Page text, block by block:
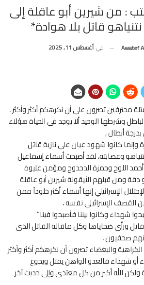
: من شيرين أبو عاقلة إلى
قاتل بلا هوادة*
Awatef في أغسطس 11, 2025
محترفين تصرون على أن نكرهكم أكثر وأكثر ،
وشرطها الوحيد ألا يوجد فى الحياة هؤلاء
أبطال ,
وإنما كانوا شهود عيان على نازية قاتل
وعصابته، لقد أصبحت أسماء إسماعيل
اللوح وحمزة الدحدوح ومؤمن عليوة
ومن قبلهم الأيقونة شيرين أبو عاقلة
الإسرائيلي إنها أسماء أكثر خلودآ ممن
الإسرائيلي نفسه ،
شهداء وكانوا بيننا فأصبحوا فينا”
ورأى ضحاياها وكل ماقاله القاتل الذى
صحفيون ،
والبغضاء تصرون أن نكرهكم أكثر وأكثر
أو شهداء فالعدو الواهن يقتل ويجوع
الله أكبر من كل معتدى وإلى حديث آخر